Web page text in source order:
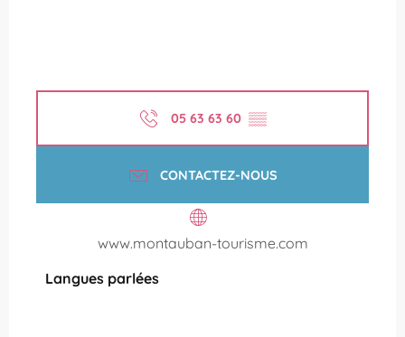
05 63 63 60 ▒▒
CONTACTEZ-NOUS
www.montauban-tourisme.com
Langues parlées
Langues parlées